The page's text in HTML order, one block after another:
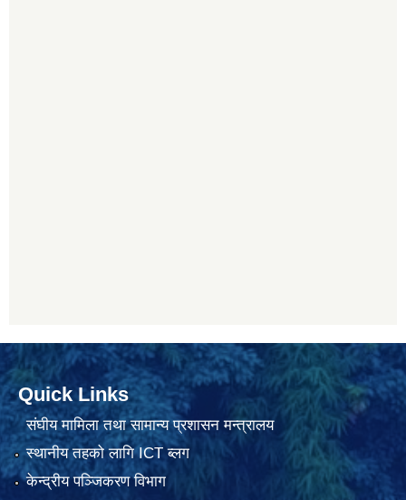
Quick Links
संघीय मामिला तथा सामान्य प्रशासन मन्त्रालय
स्थानीय तहको लागि ICT ब्लग
केन्द्रीय पञ्जिकरण विभाग